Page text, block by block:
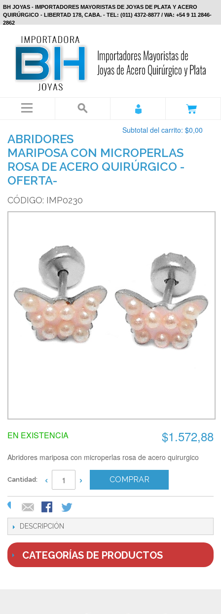
BH JOYAS - IMPORTADORES MAYORISTAS DE JOYAS DE PLATA Y ACERO
QUIRÚRGICO - LIBERTAD 178, CABA. - TEL: (011) 4372-8877 / WA: +54 9 11 2846-
2862
Subtotal del carrito: $0,00
ABRIDORES
MARIPOSA CON MICROPERLAS
ROSA DE ACERO QUIRÚRGICO -
OFERTA-
CÓDIGO: IMP0230
$1.572,88
EN EXISTENCIA
Abridores mariposa con microperlas rosa de acero quirurgico
Cantidad: ‹ › COMPRAR
DESCRIPCIÓN
CATEGORÍAS DE PRODUCTOS